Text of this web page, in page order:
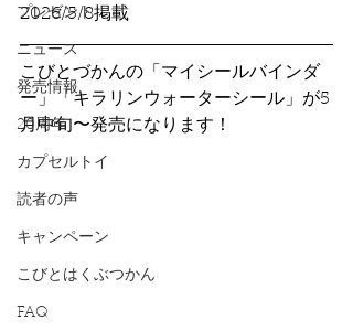
プレゼント
ニュース
発売情報
20周年
カプセルトイ
読者の声
キャンペーン
こびとはくぶつかん
FAQ
2026/5/8掲載
こびとづかんの「マイシールバインダ
ー」「キラリンウォーターシール」が5
月中旬〜発売になります！